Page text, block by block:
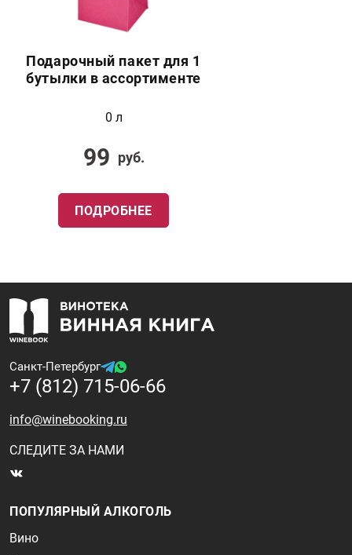
Подарочный пакет для 1
бутылки в ассортименте
0 л
99 руб.
ПОДРОБНЕЕ
Санкт-Петербург
+7 (812) 715-06-66
info@winebooking.ru
СЛЕДИТЕ ЗА НАМИ
ПОПУЛЯРНЫЙ АЛКОГОЛЬ
Вино